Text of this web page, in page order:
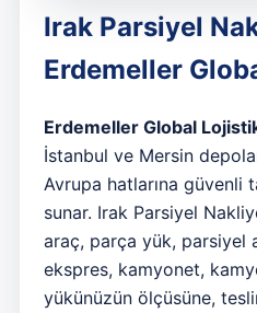
Irak Parsiyel
Erdemeller
Erdemeller Global
İstanbul ve Mersin
Avrupa hatlarına güvenli
sunar. Irak Parsiyel
araç, parça yük, parsiyel
ekspres, kamyonet,
yükünüzün ölçüsüne,